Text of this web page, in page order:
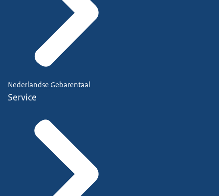
Nederlandse Gebarentaal
Service